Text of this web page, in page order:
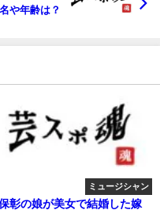
や年齢は？
ミュージシャン
彰の娘が美女で結婚した嫁